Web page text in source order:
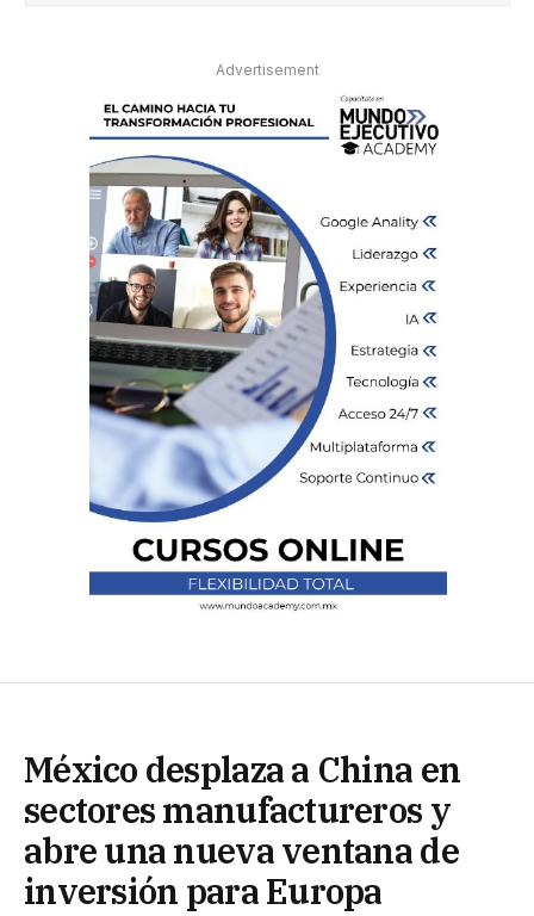
Advertisement
México desplaza a China en
sectores manufactureros y
abre una nueva ventana de
inversión para Europa